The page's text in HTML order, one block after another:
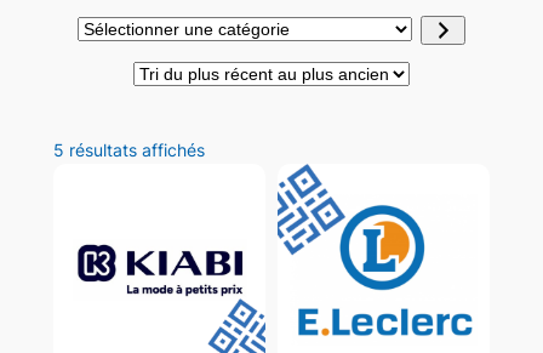
Sélectionner
catégorie
5 résultats affichésTrié
au
plus
ancien